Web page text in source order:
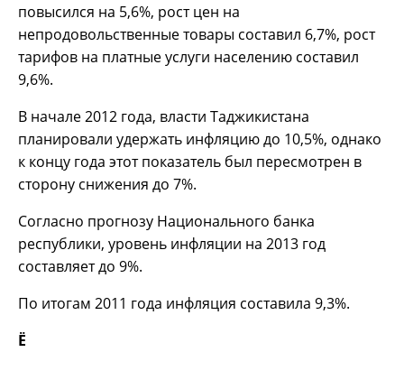
повысился на 5,6%, рост цен на
непродовольственные товары составил 6,7%, рост
тарифов на платные услуги населению составил
9,6%.
В начале 2012 года, власти Таджикистана
планировали удержать инфляцию до 10,5%, однако
к концу года этот показатель был пересмотрен в
сторону снижения до 7%.
Согласно прогнозу Национального банка
республики, уровень инфляции на 2013 год
составляет до 9%.
По итогам 2011 года инфляция составила 9,3%.
Ё